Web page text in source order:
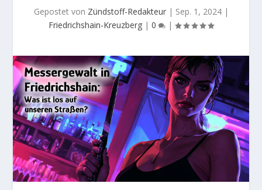
Gepostet von Zündstoff-Redakteur| Sep. 1, 2024|
Friedrichshain-Kreuzberg | 0 |